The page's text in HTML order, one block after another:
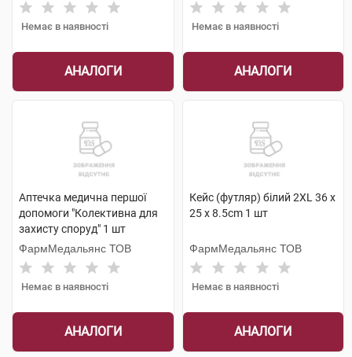
Немає в наявності
АНАЛОГИ
Немає в наявності
АНАЛОГИ
Аптечка медична першої
допомоги "Колективна для
захисту споруд" 1 шт
ФармМедальянс ТОВ
Немає в наявності
АНАЛОГИ
Кейс (футляр) білий 2XL 36 x
25 x 8.5cm 1 шт
ФармМедальянс ТОВ
Немає в наявності
АНАЛОГИ